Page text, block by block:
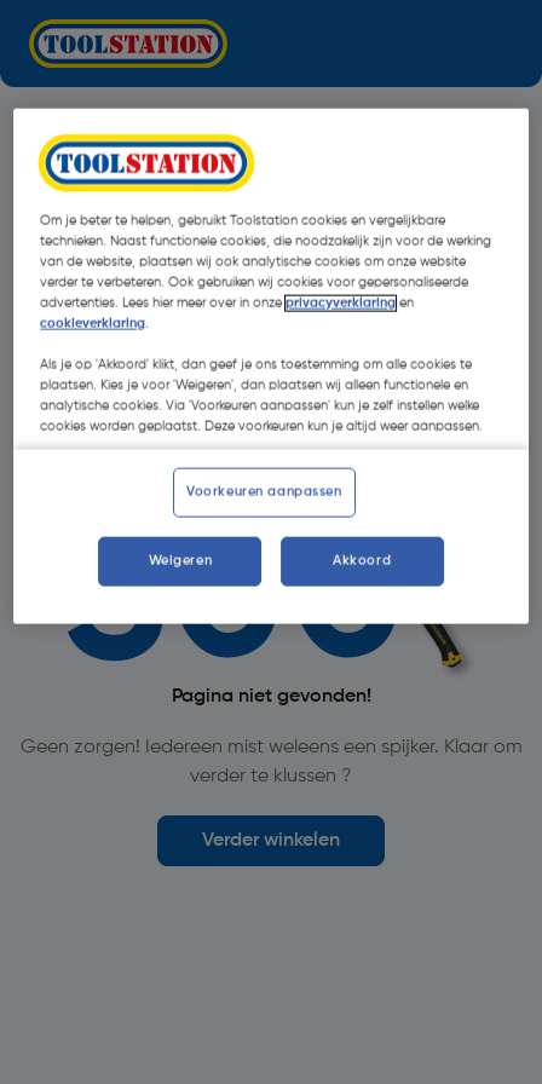
Oops!
Pagina niet gevonden!
Geen zorgen! Iedereen mist weleens een spijker. Klaar om
verder te klussen ?
Verder winkelen
Om je beter te helpen, gebruikt Toolstation cookies en vergelijkbare
technieken. Naast functionele cookies, die noodzakelijk zijn voor de werking
van de website, plaatsen wij ook analytische cookies om onze website
verder te verbeteren. Ook gebruiken wij cookies voor gepersonaliseerde
advertenties. Lees hier meer over in onzeprivacyverklaring en
cookieverklaring.
Als je op 'Akkoord' klikt, dan geef je ons toestemming om alle cookies te
plaatsen. Kies je voor 'Weigeren', dan plaatsen wij alleen functionele en
analytische cookies. Via 'Voorkeuren aanpassen' kun je zelf instellen welke
cookies worden geplaatst. Deze voorkeuren kun je altijd weer aanpassen.
Voorkeuren aanpassen
Weigeren Akkoord